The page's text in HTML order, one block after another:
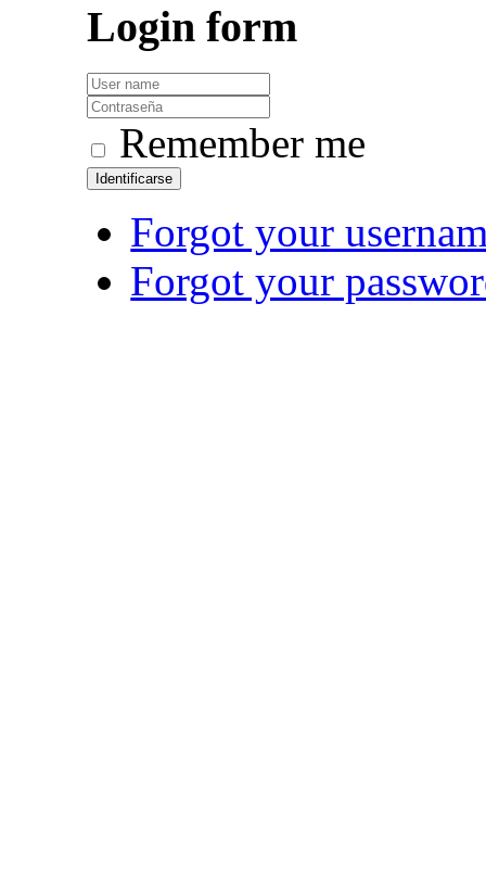
Login form
Remember me
Identificarse
Forgot your
Forgot your